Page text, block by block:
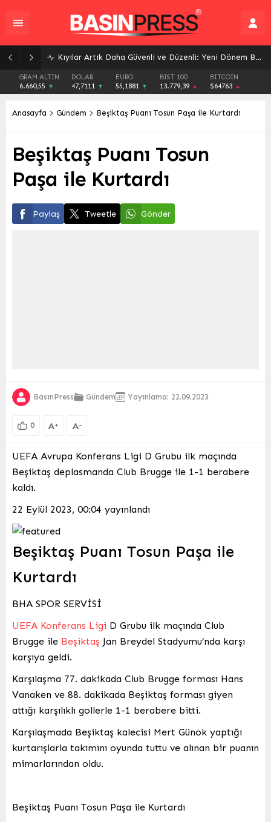
Kıyılar Artık Daha Güvenli ve Düzenli: Yeni Dönem Başlıyor
GRAM ALTIN
6.660,55
DOLAR
47,7111
EURO
55,1881
BIST 100
13.779,39
BITCOIN
$64763
Anasayfa Gündem Beşiktaş Puanı Tosun Paşa ile Kurtardı
Beşiktaş Puanı Tosun
Paşa ile Kurtardı
Paylaş Tweetle Gönder
BasınPress Gündem Yayınlama: 22.09.2023
0 A+ A-
UEFA Avrupa Konferans Ligi D Grubu ilk maçında
Beşiktaş deplasmanda Club Brugge ile 1-1 berabere
kaldı.
22 Eylül 2023, 00:04 yayınlandı
Beşiktaş Puanı Tosun Paşa ile
Kurtardı
BHA SPOR SERVİSİ
UEFA Konferans Ligi D Grubu ilk maçında Club
Brugge ile Beşiktaş Jan Breydel Stadyumu’nda karşı
karşıya geldi.
Karşılaşma 77. dakikada Club Brugge forması Hans
Vanaken ve 88. dakikada Beşiktaş forması giyen
attığı karşılıklı gollerle 1-1 berabere bitti.
Karşılaşmada Beşiktaş kalecisi Mert Günok yaptığı
kurtarışlarla takımını oyunda tuttu ve alınan bir puanın
mimarlarından oldu.
Beşiktaş Puanı Tosun Paşa ile Kurtardı